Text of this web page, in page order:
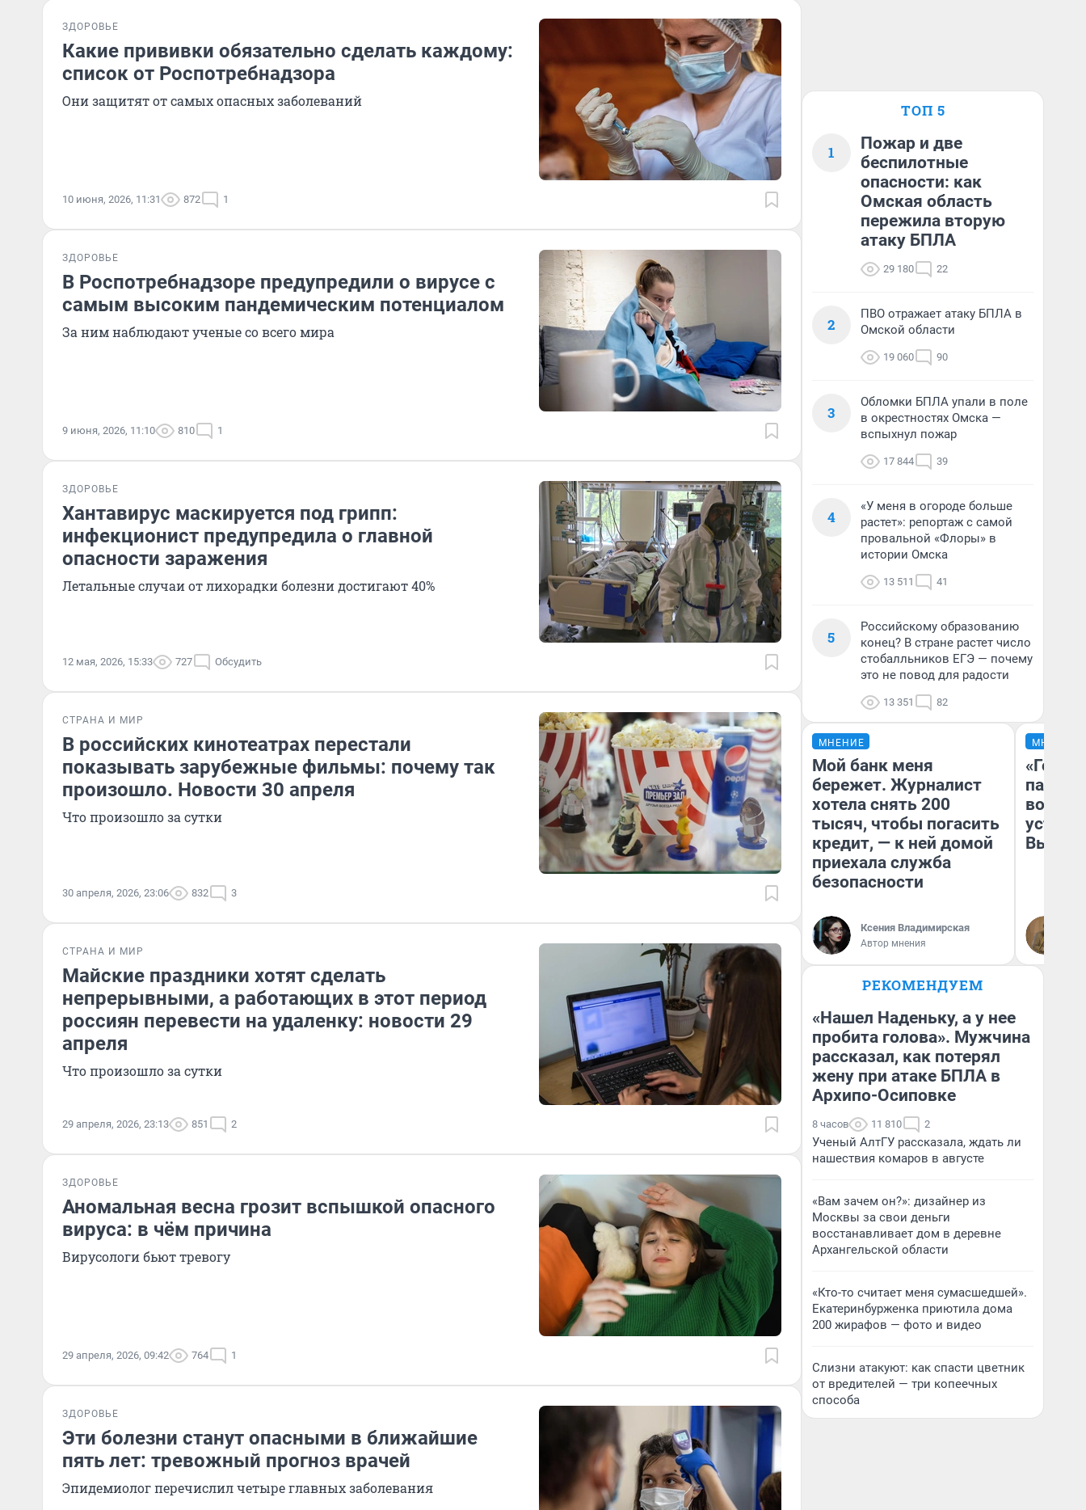
ЗДОРОВЬЕ
Какие прививки обязательно сделать каждому:
список от Роспотребнадзора
Они защитят от самых опасных заболеваний
10 июня, 2026, 11:31 872 1
ЗДОРОВЬЕ
В Роспотребнадзоре предупредили о вирусе с
самым высоким пандемическим потенциалом
За ним наблюдают ученые со всего мира
9 июня, 2026, 11:10 810 1
ЗДОРОВЬЕ
Хантавирус маскируется под грипп:
инфекционист предупредила о главной
опасности заражения
Летальные случаи от лихорадки болезни достигают 40%
12 мая, 2026, 15:33 727 Обсудить
СТРАНА И МИР
В российских кинотеатрах перестали
показывать зарубежные фильмы: почему так
произошло. Новости 30 апреля
Что произошло за сутки
30 апреля, 2026, 23:06 832 3
СТРАНА И МИР
Майские праздники хотят сделать
непрерывными, а работающих в этот период
россиян перевести на удаленку: новости 29
апреля
Что произошло за сутки
29 апреля, 2026, 23:13 851 2
ЗДОРОВЬЕ
Аномальная весна грозит вспышкой опасного
вируса: в чём причина
Вирусологи бьют тревогу
29 апреля, 2026, 09:42 764 1
ЗДОРОВЬЕ
Эти болезни станут опасными в ближайшие
пять лет: тревожный прогноз врачей
Эпидемиолог перечислил четыре главных заболевания
ТОП 5
1
Пожар и две
беспилотные
опасности: как
Омская область
пережила вторую
атаку БПЛА
29 180 22
2
ПВО отражает атаку БПЛА в
Омской области
19 060 90
3
Обломки БПЛА упали в поле
в окрестностях Омска —
вспыхнул пожар
17 844 39
4
«У меня в огороде больше
растет»: репортаж с самой
провальной «Флоры» в
истории Омска
13 511 41
5
Российскому образованию
конец? В стране растет число
стобалльников ЕГЭ — почему
это не повод для радости
13 351 82
МНЕНИЕ
Мой банк меня
бережет. Журналист
хотела снять 200
тысяч, чтобы погасить
кредит, — к ней домой
приехала служба
безопасности
Ксения Владимирская
Автор мнения
МНЕНИЕ
РЕКОМЕНДУЕМ
«Нашел Наденьку, а у нее
пробита голова». Мужчина
рассказал, как потерял
жену при атаке БПЛА в
Архипо-Осиповке
8 часов 11 810 2
Ученый АлтГУ рассказала, ждать ли
нашествия комаров в августе
«Вам зачем он?»: дизайнер из
Москвы за свои деньги
восстанавливает дом в деревне
Архангельской области
«Кто-то считает меня сумасшедшей».
Екатеринбурженка приютила дома
200 жирафов — фото и видео
Слизни атакуют: как спасти цветник
от вредителей — три копеечных
способа